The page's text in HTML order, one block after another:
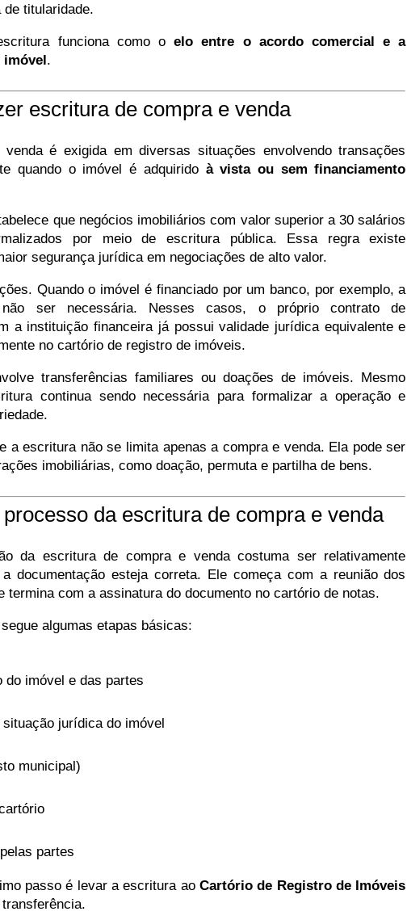
de titularidade.
funciona como oelo entre o acordo comercial e a
.
escritura de compra e venda
é exigida em diversas situações envolvendo transações
quando o imóvel é adquirido à vista ou sem financiamento
que negócios imobiliários com valor superior a 30 salários
por meio de escritura pública. Essa regra existe
segurança jurídica em negociações de alto valor.
Quando o imóvel é financiado por um banco, por exemplo, a
ser necessária. Nesses casos, o próprio contrato de
a instituição financeira já possui validade jurídica equivalente e
no cartório de registro de imóveis.
transferências familiares ou doações de imóveis. Mesmo
continua sendo necessária para formalizar a operação e
a escritura não se limita apenas a compra e venda. Ela pode ser
imobiliárias, como doação, permuta e partilha de bens.
da escritura de compra e venda
da escritura de compra e venda costuma ser relativamente
documentação esteja correta. Ele começa com a reunião dos
termina com a assinatura do documento no cartório de notas.
algumas etapas básicas:
do imóvel e das partes
jurídica do imóvel
municipal)
partes
passo é levar a escritura aoCartório de Registro de Imóveis